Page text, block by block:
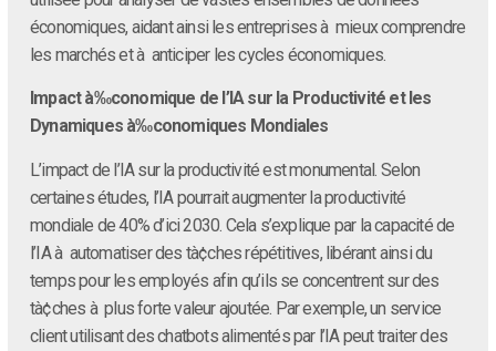
économiques, aidant ainsi les entreprises à mieux comprendre
les marchés et à anticiper les cycles économiques.
Impact à‰conomique de l’IA sur la Productivité et les
Dynamiques à‰conomiques Mondiales
L’impact de l’IA sur la productivité est monumental. Selon
certaines études, l’IA pourrait augmenter la productivité
mondiale de 40% d’ici 2030. Cela s’explique par la capacité de
l’IA à automatiser des tà¢ches répétitives, libérant ainsi du
temps pour les employés afin qu’ils se concentrent sur des
tà¢ches à plus forte valeur ajoutée. Par exemple, un service
client utilisant des chatbots alimentés par l’IA peut traiter des